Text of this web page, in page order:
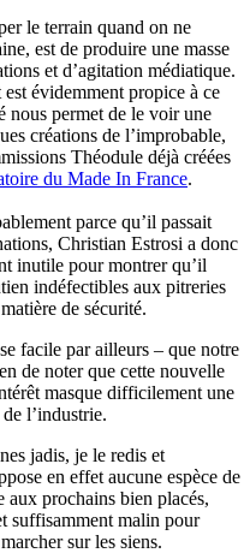
le terrain quand on ne
est de produire une masse
et d’agitation médiatique.
évidemment propice à ce
nous permet de le voir une
créations de l’improbable,
Théodule déjà créées
du Made In France.
parce qu’il passait
Christian Estrosi a donc
inutile pour montrer qu’il
indéfectibles aux pitreries
de sécurité.
facile par ailleurs – que notre
de noter que cette nouvelle
masque difficilement une
l’industrie.
jadis, je le redis et
en effet aucune espèce de
aux prochains bien placés,
suffisamment malin pour
sur les siens.